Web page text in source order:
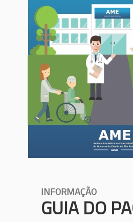
INFORMAÇÃO
GUIA DO